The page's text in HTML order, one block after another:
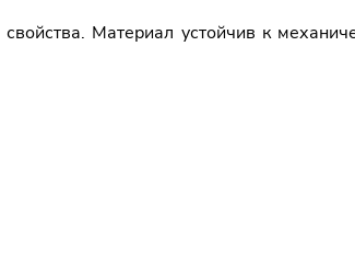
Материал устойчив к